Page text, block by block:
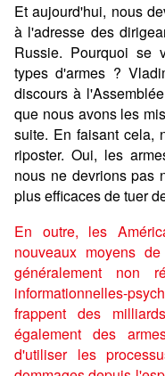
Et aujourd'hui, nous
à l'adresse des
Russie. Pourquoi se
types d'armes ?
discours à
que nous avons les
suite. En faisant cela,
riposter. Oui, les
nous ne devrions pas
plus efficaces de tuer
En outre, les
nouveaux moyens
généralement non
informationnelles-
frappent des
également des
d'utiliser les